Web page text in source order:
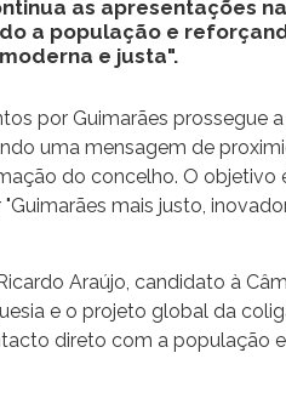
as apresentações
a população e
e justa".
por Guimarães prossegue
uma mensagem de
do concelho. O objetivo
mais justo,
Araújo, candidato à
e o projeto global da
direto com a população